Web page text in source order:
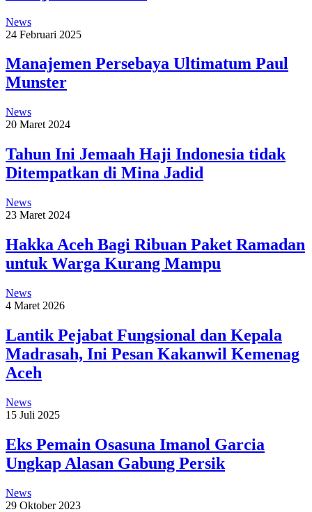
News
24 Februari 2025
Manajemen Persebaya Ultimatum Paul
Munster
News
20 Maret 2024
Tahun Ini Jemaah Haji Indonesia tidak
Ditempatkan di Mina Jadid
News
23 Maret 2024
Hakka Aceh Bagi Ribuan Paket Ramadan
untuk Warga Kurang Mampu
News
4 Maret 2026
Lantik Pejabat Fungsional dan Kepala
Madrasah, Ini Pesan Kakanwil Kemenag
Aceh
News
15 Juli 2025
Eks Pemain Osasuna Imanol Garcia
Ungkap Alasan Gabung Persik
News
29 Oktober 2023